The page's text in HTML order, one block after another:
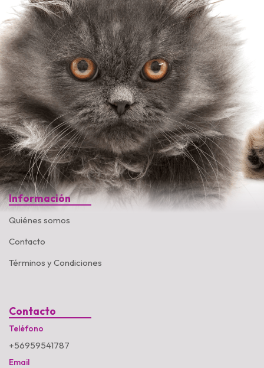
Información
Quiénes somos
Contacto
Términos y Condiciones
Contacto
Teléfono
+56959541787
Email